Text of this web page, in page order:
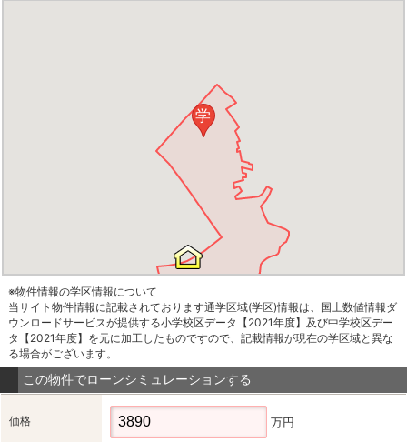
学
※物件情報の学区情報について
当サイト物件情報に記載されております通学区域(学区)情報は、国土数値情報ダ
ウンロードサービスが提供する小学校区データ【2021年度】及び中学校区デー
タ【2021年度】を元に加工したものですので、記載情報が現在の学区域と異な
る場合がございます。
この物件でローンシミュレーションする
価格 万円